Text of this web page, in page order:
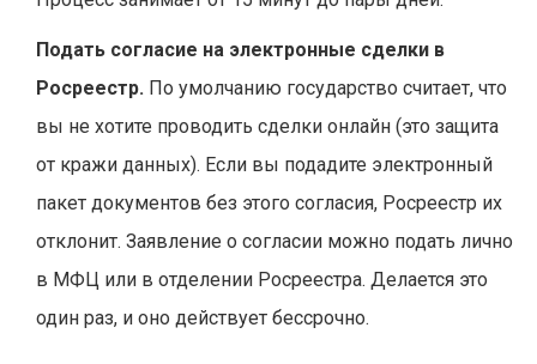
Подать согласие на электронные сделки в
Росреестр. По умолчанию государство считает, что
вы не хотите проводить сделки онлайн (это защита
от кражи данных). Если вы подадите электронный
пакет документов без этого согласия, Росреестр их
отклонит. Заявление о согласии можно подать лично
в МФЦ или в отделении Росреестра. Делается это
один раз, и оно действует бессрочно.